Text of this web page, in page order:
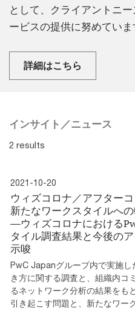
として、クライアントニ
ービスの提供に努めていま
詳細はこちら
インサイト／ニュース
2 results
2021-10-20
ウィズコロナ／アフター
新たなワークスタイルへ
―ウィズコロナにおける
タイル調査結果と今後の
示唆
PwC Japanグループ内で実施し
き方に関する調査と、組織内コ
るネットワーク分析の結果をも
引き起こす問題と、新たなワー